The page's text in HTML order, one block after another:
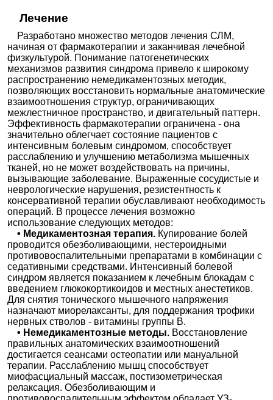
Лечение
Разработано множество методов лечения СЛМ,
начиная от фармакотерапии и заканчивая лечебной
физкультурой. Понимание патогенетических
механизмов развития синдрома привело к широкому
распространению немедикаментозных методик,
позволяющих восстановить нормальные анатомические
взаимоотношения структур, ограничивающих
межлестничное пространство, и двигательный паттерн.
Эффективность фармакотерапии ограничена - она
значительно облегчает состояние пациентов с
интенсивным болевым синдромом, способствует
расслаблению и улучшению метаболизма мышечных
тканей, но не может воздействовать на причины,
вызывающие заболевание. Выраженные сосудистые и
неврологические нарушения, резистентность к
консервативной терапии обуславливают необходимость
операций. В процессе лечения возможно
использование следующих методов:
• Медикаментозная терапия. Купирование болей
проводится обезболивающими, нестероидными
противовоспалительными препаратами в комбинации с
седативными средствами. Интенсивный болевой
синдром является показанием к лечебным блокадам с
введением глюкокортикоидов и местных анестетиков.
Для снятия тонического мышечного напряжения
назначают миорелаксанты, для поддержания трофики
нервных стволов - витамины группы В.
• Немедикаментозные методы. Восстановление
правильных анатомических взаимоотношений
достигается сеансами остеопатии или мануальной
терапии. Расслаблению мышц способствует
миофасциальный массаж, постизометрическая
релаксация. Обезболивающим и